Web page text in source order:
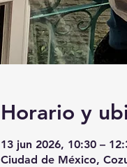
Horario y
13 jun 2026, 10:30 –
Ciudad de México,